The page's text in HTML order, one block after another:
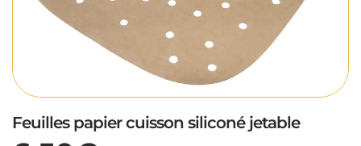
Feuilles papier cuisson siliconé jetable